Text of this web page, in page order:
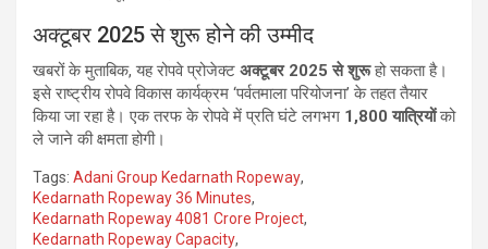
अक्टूबर 2025 से शुरू होने की उम्मीद
खबरों के मुताबिक, यह रोपवे प्रोजेक्ट अक्टूबर 2025 से शुरूहो सकता है।
इसे राष्ट्रीय रोपवे विकास कार्यक्रम ‘पर्वतमाला परियोजना’ के तहत तैयार
किया जा रहा है। एक तरफ के रोपवे में प्रति घंटे लगभग 1,800 यात्रियोंको
ले जाने की क्षमता होगी।
Tags: Adani Group Kedarnath Ropeway,
Kedarnath Ropeway 36 Minutes,
Kedarnath Ropeway 4081 Crore Project,
Kedarnath Ropeway Capacity,